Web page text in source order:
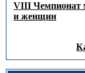
VIII Чемпионат
и женщин